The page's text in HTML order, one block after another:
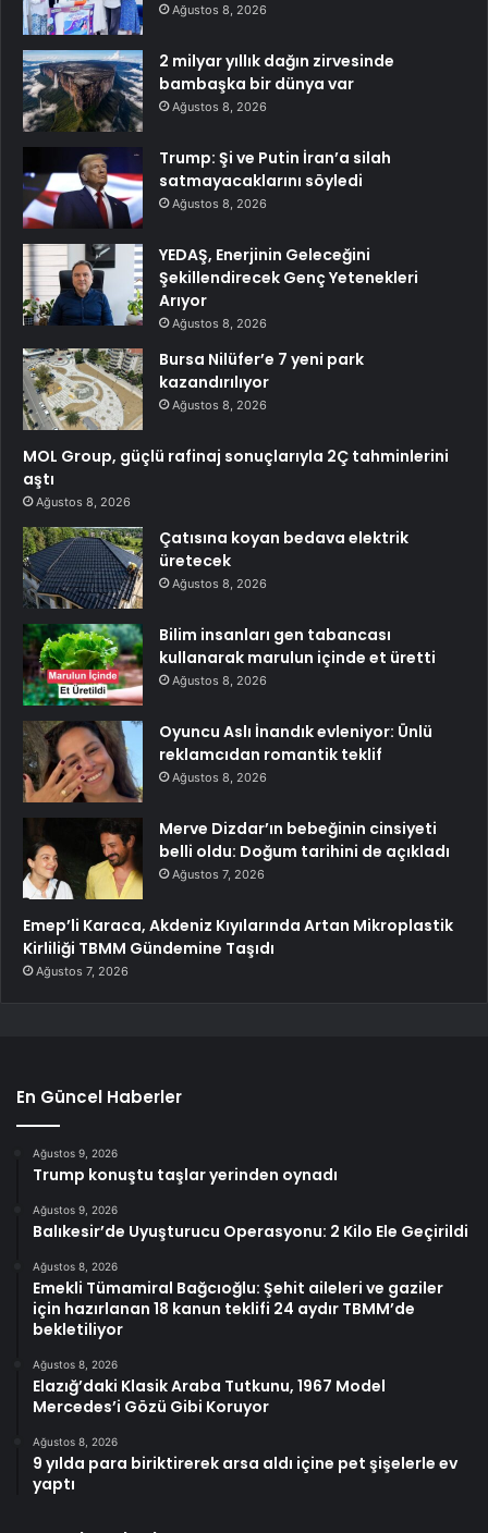
Ağustos 8, 2026
2 milyar yıllık dağın zirvesinde
bambaşka bir dünya var
Ağustos 8, 2026
Trump: Şi ve Putin İran’a silah
satmayacaklarını söyledi
Ağustos 8, 2026
YEDAŞ, Enerjinin Geleceğini
Şekillendirecek Genç Yetenekleri
Arıyor
Ağustos 8, 2026
Bursa Nilüfer’e 7 yeni park
kazandırılıyor
Ağustos 8, 2026
MOL Group, güçlü rafinaj sonuçlarıyla 2Ç tahminlerini
aştı
Ağustos 8, 2026
Çatısına koyan bedava elektrik
üretecek
Ağustos 8, 2026
Bilim insanları gen tabancası
kullanarak marulun içinde et üretti
Ağustos 8, 2026
Oyuncu Aslı İnandık evleniyor: Ünlü
reklamcıdan romantik teklif
Ağustos 8, 2026
Merve Dizdar’ın bebeğinin cinsiyeti
belli oldu: Doğum tarihini de açıkladı
Ağustos 7, 2026
Emep’li Karaca, Akdeniz Kıyılarında Artan Mikroplastik
Kirliliği TBMM Gündemine Taşıdı
Ağustos 7, 2026
En Güncel Haberler
Ağustos 9, 2026
Trump konuştu taşlar yerinden oynadı
Ağustos 9, 2026
Balıkesir’de Uyuşturucu Operasyonu: 2 Kilo Ele Geçirildi
Ağustos 8, 2026
Emekli Tümamiral Bağcıoğlu: Şehit aileleri ve gaziler
için hazırlanan 18 kanun teklifi 24 aydır TBMM’de
bekletiliyor
Ağustos 8, 2026
Elazığ’daki Klasik Araba Tutkunu, 1967 Model
Mercedes’i Gözü Gibi Koruyor
Ağustos 8, 2026
9 yılda para biriktirerek arsa aldı içine pet şişelerle ev
yaptı